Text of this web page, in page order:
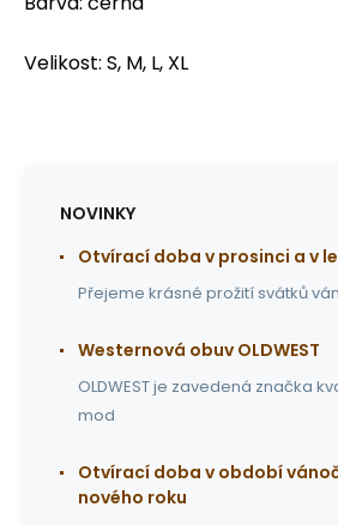
Velikost: S, M, L, XL
NOVINKY
Otvírací doba v prosinci a v
Přejeme krásné prožití svátků
Westernová obuv OLDWEST
OLDWEST je zavedená značka
mod
Otvírací doba v období
nového roku